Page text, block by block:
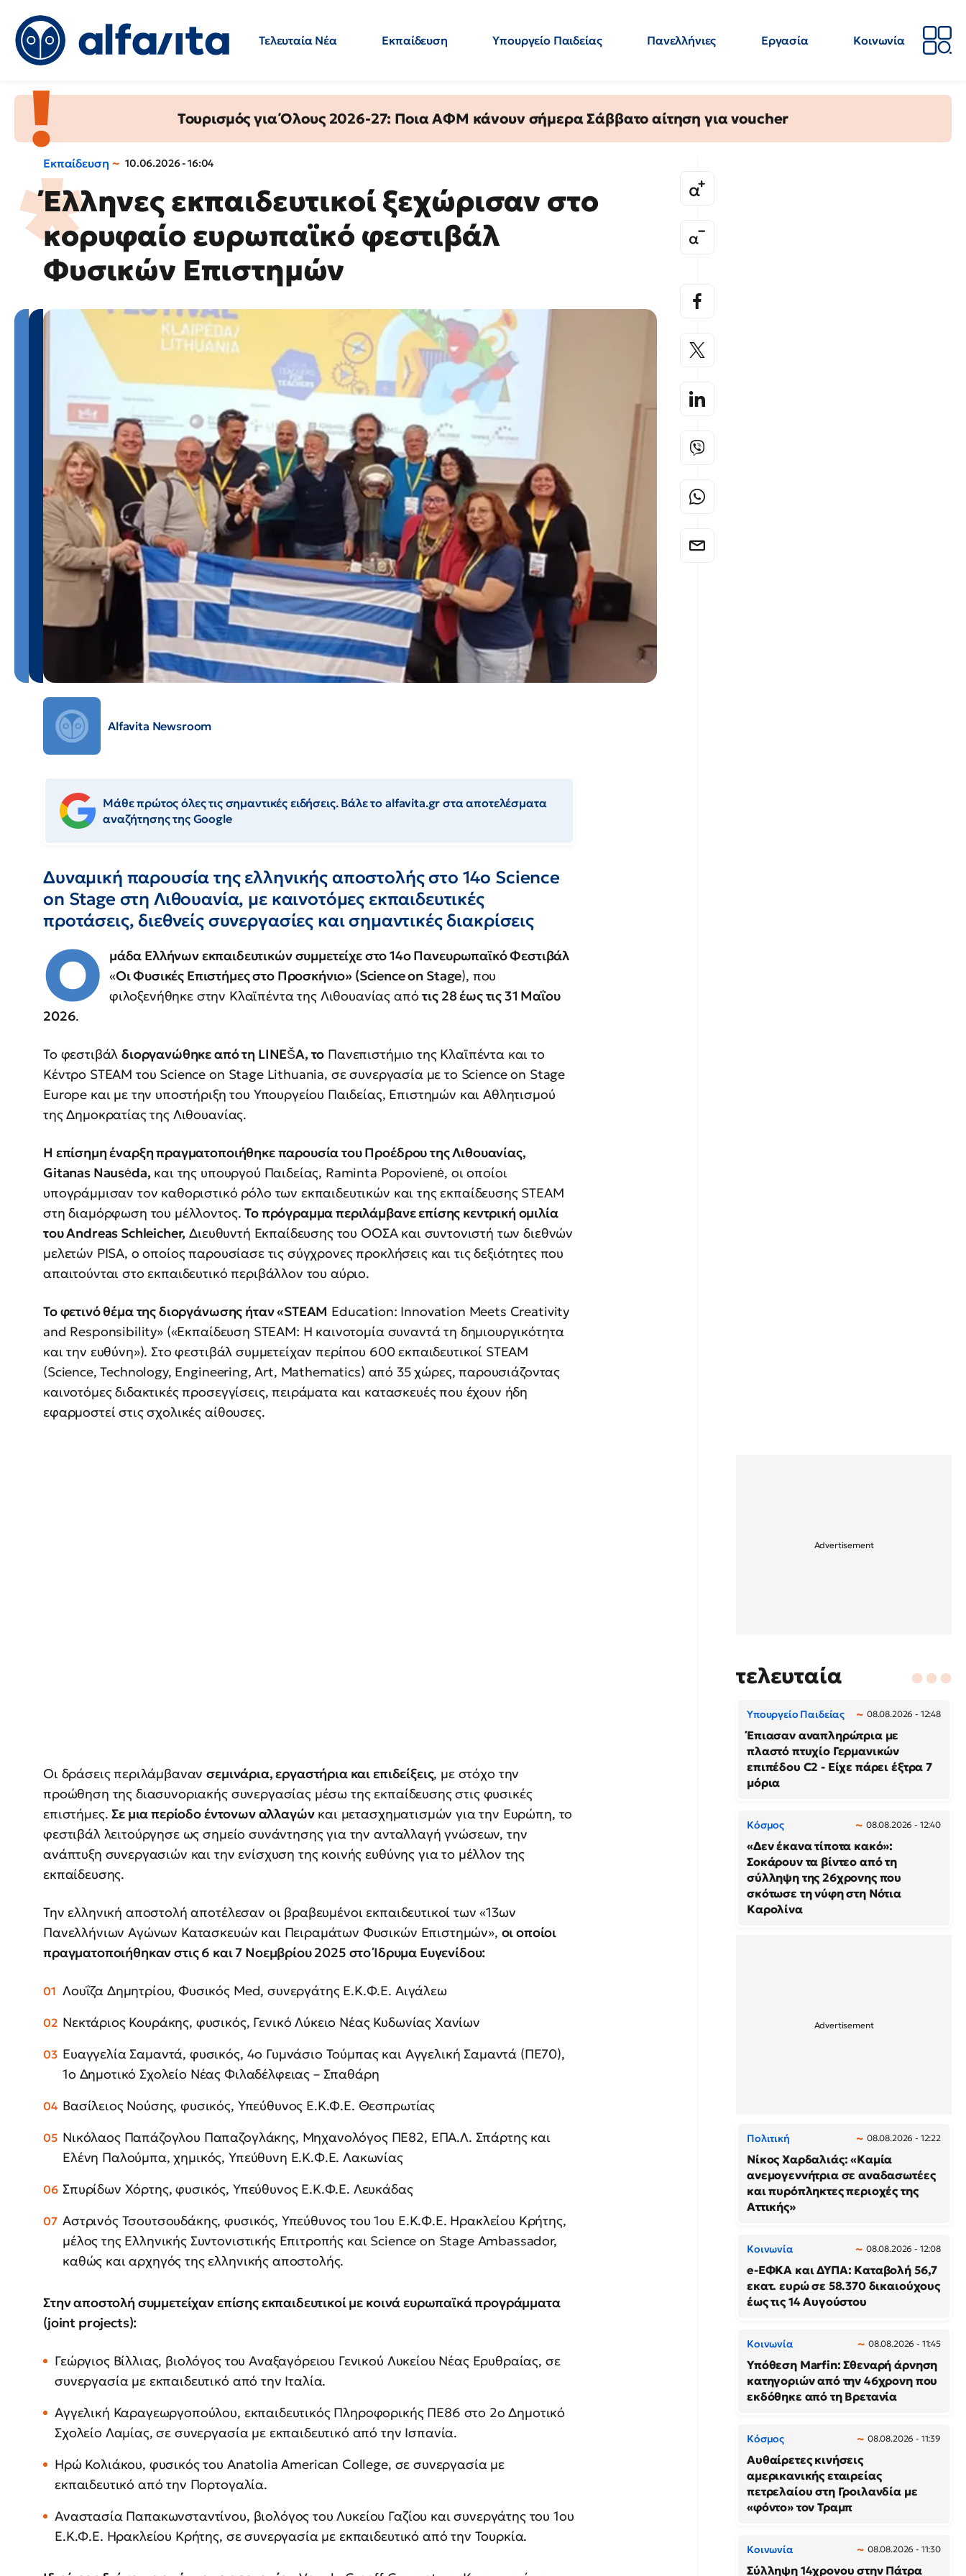
Τελευταία Νέα Εκπαίδευση Υπουργείο Παιδείας Πανελλήνιες Εργασία
Κοινωνία
Τουρισμός για Όλους 2026-27: Ποια ΑΦΜ κάνουν σήμερα Σάββατο αίτηση για voucher
Εκπαίδευση 10.06.2026 - 16:04
Έλληνες εκπαιδευτικοί ξεχώρισαν στο
κορυφαίο ευρωπαϊκό φεστιβάλ
Φυσικών Επιστημών
Alfavita Newsroom
Μάθε πρώτος όλες τις σημαντικές ειδήσεις. Βάλε το alfavita.gr στα αποτελέσματα
αναζήτησης της Google
Δυναμική παρουσία της ελληνικής αποστολής στο 14ο Science
on Stage στη Λιθουανία, με καινοτόμες εκπαιδευτικές
προτάσεις, διεθνείς συνεργασίες και σημαντικές διακρίσεις
Ο
μάδα Ελλήνων εκπαιδευτικών συμμετείχε στο 14ο Πανευρωπαϊκό Φεστιβάλ
«Οι Φυσικές Επιστήμες στο Προσκήνιο» (Science on Stage), που
φιλοξενήθηκε στην Κλαϊπέντα της Λιθουανίας απότις 28 έως τις 31 Μαΐου
2026.
Το φεστιβάλδιοργανώθηκε από τη LINEŠA, το Πανεπιστήμιο της Κλαϊπέντα και το
Κέντρο STEAM του Science on Stage Lithuania, σε συνεργασία με το Science on Stage
Europe και με την υποστήριξη του Υπουργείου Παιδείας, Επιστημών και Αθλητισμού
της Δημοκρατίας της Λιθουανίας.
Η επίσημη έναρξη πραγματοποιήθηκε παρουσία του Προέδρου της Λιθουανίας,
Gitanas Nausėda, και της υπουργού Παιδείας, Raminta Popovienė, οι οποίοι
υπογράμμισαν τον καθοριστικό ρόλο των εκπαιδευτικών και της εκπαίδευσης STEAM
στη διαμόρφωση του μέλλοντος.Το πρόγραμμα περιλάμβανε επίσης κεντρική ομιλία
του Andreas Schleicher, Διευθυντή Εκπαίδευσης του ΟΟΣΑ και συντονιστή των διεθνών
μελετών PISA, ο οποίος παρουσίασε τις σύγχρονες προκλήσεις και τις δεξιότητες που
απαιτούνται στο εκπαιδευτικό περιβάλλον του αύριο.
Το φετινό θέμα της διοργάνωσης ήταν «STEAM Education: Innovation Meets Creativity
and Responsibility» («Εκπαίδευση STEAM: Η καινοτομία συναντά τη δημιουργικότητα
και την ευθύνη»). Στο φεστιβάλ συμμετείχαν περίπου 600 εκπαιδευτικοί STEAM
(Science, Technology, Engineering, Art, Mathematics) από 35 χώρες, παρουσιάζοντας
καινοτόμες διδακτικές προσεγγίσεις, πειράματα και κατασκευές που έχουν ήδη
εφαρμοστεί στις σχολικές αίθουσες.
Οι δράσεις περιλάμβανανσεμινάρια, εργαστήρια και επιδείξεις, με στόχο την
προώθηση της διασυνοριακής συνεργασίας μέσω της εκπαίδευσης στις φυσικές
επιστήμες.Σε μια περίοδο έντονων αλλαγώνκαι μετασχηματισμών για την Ευρώπη, το
φεστιβάλ λειτούργησε ως σημείο συνάντησης για την ανταλλαγή γνώσεων, την
ανάπτυξη συνεργασιών και την ενίσχυση της κοινής ευθύνης για το μέλλον της
εκπαίδευσης.
Την ελληνική αποστολή αποτέλεσαν οι βραβευμένοι εκπαιδευτικοί των «13ων
Πανελλήνιων Αγώνων Κατασκευών και Πειραμάτων Φυσικών Επιστημών», οι οποίοι
πραγματοποιήθηκαν στις 6 και 7 Νοεμβρίου 2025 στο Ίδρυμα Ευγενίδου:
Λουΐζα Δημητρίου, Φυσικός Med, συνεργάτης Ε.Κ.Φ.Ε. Αιγάλεω
Νεκτάριος Κουράκης, φυσικός, Γενικό Λύκειο Νέας Κυδωνίας Χανίων
Ευαγγελία Σαμαντά, φυσικός, 4ο Γυμνάσιο Τούμπας και Αγγελική Σαμαντά (ΠΕ70),
1ο Δημοτικό Σχολείο Νέας Φιλαδέλφειας – Σπαθάρη
Βασίλειος Νούσης, φυσικός, Υπεύθυνος Ε.Κ.Φ.Ε. Θεσπρωτίας
Νικόλαος Παπάζογλου Παπαζογλάκης, Μηχανολόγος ΠΕ82, ΕΠΑ.Λ. Σπάρτης και
Ελένη Παλούμπα, χημικός, Υπεύθυνη Ε.Κ.Φ.Ε. Λακωνίας
Σπυρίδων Χόρτης, φυσικός, Υπεύθυνος Ε.Κ.Φ.Ε. Λευκάδας
Αστρινός Τσουτσουδάκης, φυσικός, Υπεύθυνος του 1ου Ε.Κ.Φ.Ε. Ηρακλείου Κρήτης,
μέλος της Ελληνικής Συντονιστικής Επιτροπής και Science on Stage Ambassador,
καθώς και αρχηγός της ελληνικής αποστολής.
Στην αποστολή συμμετείχαν επίσης εκπαιδευτικοί με κοινά ευρωπαϊκά προγράμματα
(joint projects):
Γεώργιος Βίλλιας, βιολόγος του Αναξαγόρειου Γενικού Λυκείου Νέας Ερυθραίας, σε
συνεργασία με εκπαιδευτικό από την Ιταλία.
Αγγελική Καραγεωργοπούλου, εκπαιδευτικός Πληροφορικής ΠΕ86 στο 2ο Δημοτικό
Σχολείο Λαμίας, σε συνεργασία με εκπαιδευτικό από την Ισπανία.
Ηρώ Κολιάκου, φυσικός του Anatolia American College, σε συνεργασία με
εκπαιδευτικό από την Πορτογαλία.
Αναστασία Παπακωνσταντίνου, βιολόγος του Λυκείου Γαζίου και συνεργάτης του 1ου
Ε.Κ.Φ.Ε. Ηρακλείου Κρήτης, σε συνεργασία με εκπαιδευτικό από την Τουρκία.
τελευταία
Υπουργείο Παιδείας 08.08.2026 - 12:48
Έπιασαν αναπληρώτρια με
πλαστό πτυχίο Γερμανικών
επιπέδου C2 - Είχε πάρει έξτρα 7
μόρια
Κόσμος 08.08.2026 - 12:40
«Δεν έκανα τίποτα κακό»:
Σοκάρουν τα βίντεο από τη
σύλληψη της 26χρονης που
σκότωσε τη νύφη στη Νότια
Καρολίνα
Πολιτική 08.08.2026 - 12:22
Νίκος Χαρδαλιάς: «Καμία
ανεμογεννήτρια σε αναδασωτέες
και πυρόπληκτες περιοχές της
Αττικής»
Κοινωνία 08.08.2026 - 12:08
e-ΕΦΚΑ και ΔΥΠΑ: Καταβολή 56,7
εκατ. ευρώ σε 58.370 δικαιούχους
έως τις 14 Αυγούστου
Κοινωνία 08.08.2026 - 11:45
Υπόθεση Marfin: Σθεναρή άρνηση
κατηγοριών από την 46χρονη που
εκδόθηκε από τη Βρετανία
Κόσμος 08.08.2026 - 11:39
Αυθαίρετες κινήσεις
αμερικανικής εταιρείας
πετρελαίου στη Γροιλανδία με
«φόντο» τον Τραμπ
Κοινωνία 08.08.2026 - 11:30
Σύλληψη 14χρονου στην Πάτρα